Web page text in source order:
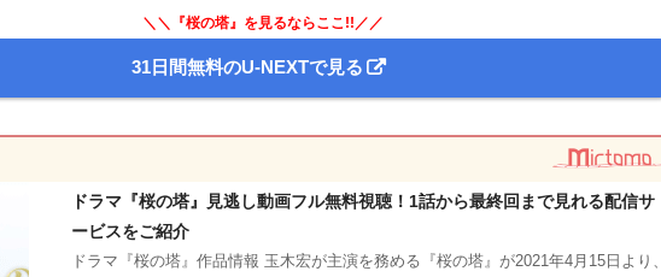
＼＼『桜の塔』を見るならここ!!／／
31日間無料のU-NEXTで見る
ドラマ『桜の塔』見逃し動画フル無料視聴！1話から最終回まで見れる配信サ
ービスをご紹介
ドラマ『桜の塔』作品情報 玉木宏が主演を務める『桜の塔』が2021年4月15日より、